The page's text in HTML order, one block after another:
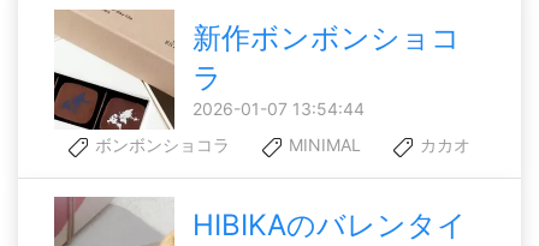
新作ボンボンショコ
ラ
2026-01-07 13:54:44
ボンボンショコラ
MINIMAL カカオ
HIBIKAのバレンタイ